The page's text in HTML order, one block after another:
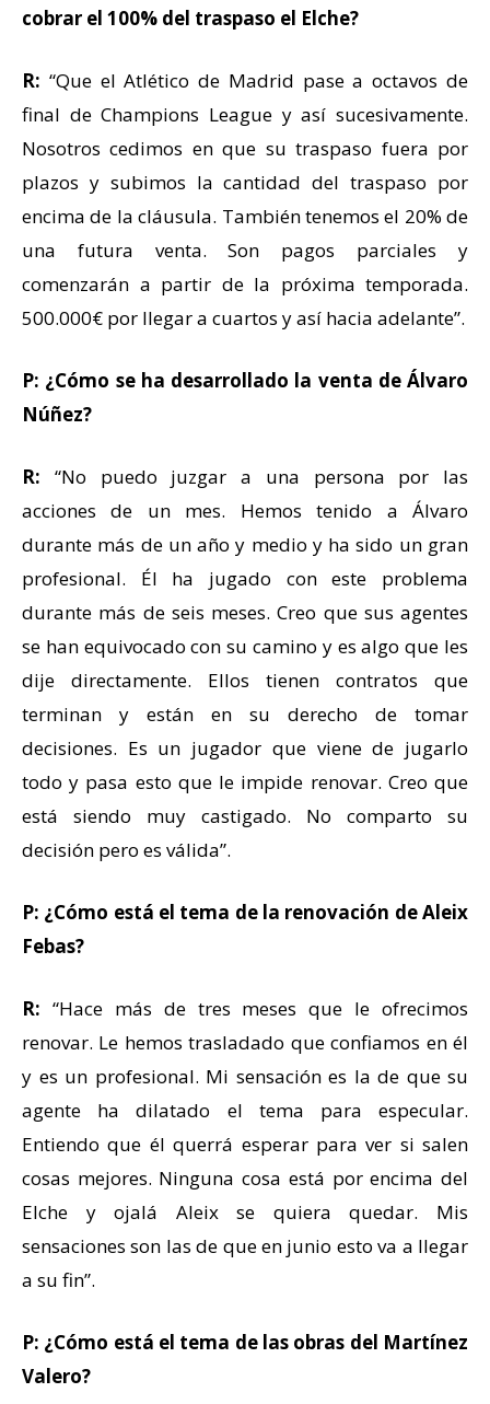
cobrar el 100% del traspaso el Elche?
R: “Que el Atlético de Madrid pase a octavos de
final de Champions League y así sucesivamente.
Nosotros cedimos en que su traspaso fuera por
plazos y subimos la cantidad del traspaso por
encima de la cláusula. También tenemos el 20% de
una futura venta. Son pagos parciales y
comenzarán a partir de la próxima temporada.
500.000€ por llegar a cuartos y así hacia adelante”.
P: ¿Cómo se ha desarrollado la venta de Álvaro
Núñez?
R: “No puedo juzgar a una persona por las
acciones de un mes. Hemos tenido a Álvaro
durante más de un año y medio y ha sido un gran
profesional. Él ha jugado con este problema
durante más de seis meses. Creo que sus agentes
se han equivocado con su camino y es algo que les
dije directamente. Ellos tienen contratos que
terminan y están en su derecho de tomar
decisiones. Es un jugador que viene de jugarlo
todo y pasa esto que le impide renovar. Creo que
está siendo muy castigado. No comparto su
decisión pero es válida”.
P: ¿Cómo está el tema de la renovación de Aleix
Febas?
R: “Hace más de tres meses que le ofrecimos
renovar. Le hemos trasladado que confiamos en él
y es un profesional. Mi sensación es la de que su
agente ha dilatado el tema para especular.
Entiendo que él querrá esperar para ver si salen
cosas mejores. Ninguna cosa está por encima del
Elche y ojalá Aleix se quiera quedar. Mis
sensaciones son las de que en junio esto va a llegar
a su fin”.
P: ¿Cómo está el tema de las obras del Martínez
Valero?